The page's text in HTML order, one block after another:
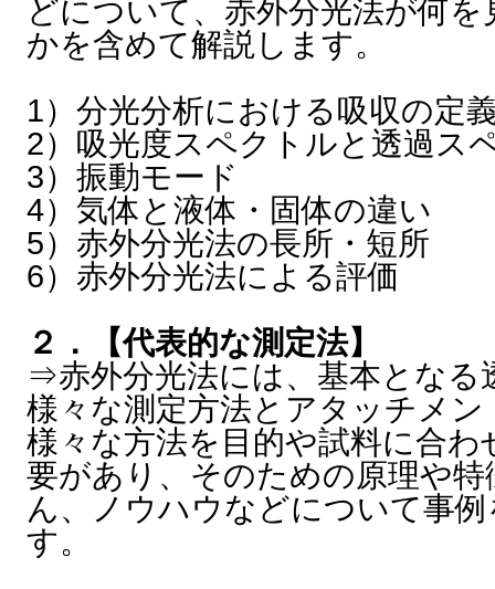
どについて、赤外分光法が何
かを含めて解説します。
1）分光分析における吸収の定
2）吸光度スペクトルと透過ス
3）振動モード
4）気体と液体・固体の違い
5）赤外分光法の長所・短所
6）赤外分光法による評価
２．【代表的な測定法】
⇒赤外分光法には、基本となる
様々な測定方法とアタッチメ
様々な方法を目的や試料に合
要があり、そのための原理や
ん、ノウハウなどについて事
す。